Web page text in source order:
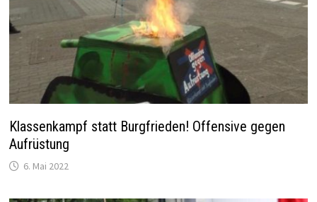
Klassenkampf statt Burgfrieden! Offensive gegen
Aufrüstung
6. Mai 2022